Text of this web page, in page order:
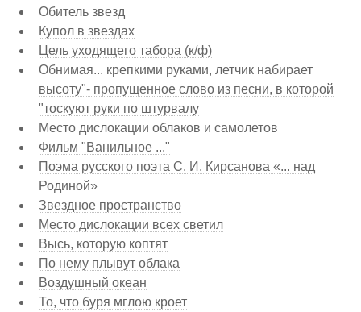
Обитель звезд
Купол в звездах
Цель уходящего табора (к/ф)
Обнимая... крепкими руками, летчик набирает
высоту"- пропущенное слово из песни, в которой
"тоскуют руки по штурвалу
Место дислокации облаков и самолетов
Фильм "Ванильное ..."
Поэма русского поэта С. И. Кирсанова «... над
Родиной»
Звездное пространство
Место дислокации всех светил
Высь, которую коптят
По нему плывут облака
Воздушный океан
То, что буря мглою кроет